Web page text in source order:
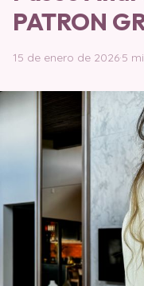
PATRON
15 de enero de 2026·5